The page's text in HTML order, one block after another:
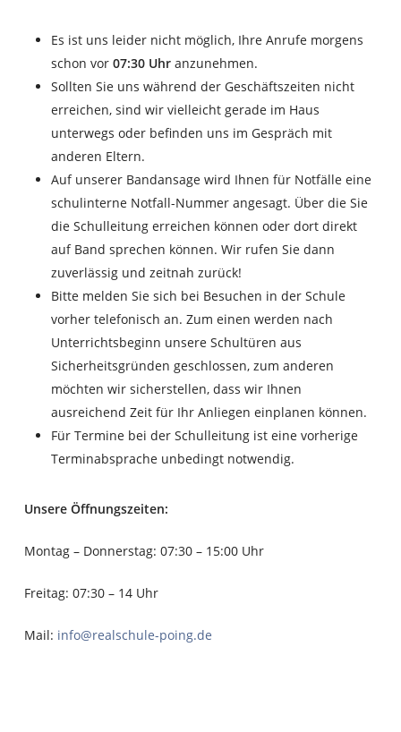
Es ist uns leider nicht möglich, Ihre Anrufe morgens
schon vor 07:30 Uhranzunehmen.
Sollten Sie uns während der Geschäftszeiten nicht
erreichen, sind wir vielleicht gerade im Haus
unterwegs oder befinden uns im Gespräch mit
anderen Eltern.
Auf unserer Bandansage wird Ihnen für Notfälle eine
schulinterne Notfall-Nummer angesagt. Über die Sie
die Schulleitung erreichen können oder dort direkt
auf Band sprechen können. Wir rufen Sie dann
zuverlässig und zeitnah zurück!
Bitte melden Sie sich bei Besuchen in der Schule
vorher telefonisch an. Zum einen werden nach
Unterrichtsbeginn unsere Schultüren aus
Sicherheitsgründen geschlossen, zum anderen
möchten wir sicherstellen, dass wir Ihnen
ausreichend Zeit für Ihr Anliegen einplanen können.
Für Termine bei der Schulleitung ist eine vorherige
Terminabsprache unbedingt notwendig.
Unsere Öffnungszeiten:
Montag – Donnerstag: 07:30 – 15:00 Uhr
Freitag: 07:30 – 14 Uhr
Mail: info@realschule-poing.de